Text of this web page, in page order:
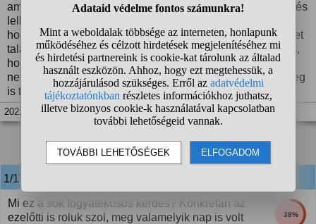
amíg választ nem adok, egyszerre érzek sajnálatot, dühöt és
lelkiismeretfurdalást. Nagyon rossz érzés és nem tudom
hogy tudnám ezt kezelni. Neki hiába mondom, süket füleket
talál nála a dolog. Valahogy magamban kell helyretennem,
hogy ne legyen ez minden ilyen üzenet után. Úgy lettem
nevelve, hogy segítsem, hogy álljak mellette ha kell, és meg
is teszem, de nem tudom napi szinten.
2021. dec. 27. 15:55
1 2
1/17
38%
Mi ez a sok fogyatekosos kerdes? Konkretan az
ezelőtti is roluk szol, meg valamelyik nap is volt